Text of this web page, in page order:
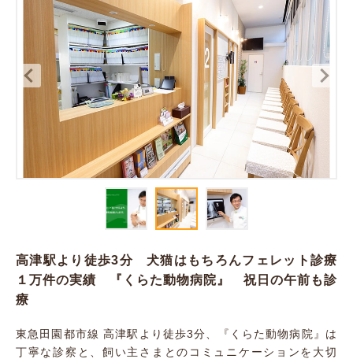
高津駅より徒歩3分 犬猫はもちろんフェレット診療
１万件の実績 『くらた動物病院』 祝日の午前も診
療
東急田園都市線 高津駅より徒歩3分、『くらた動物病院』は
丁寧な診察と、飼い主さまとのコミュニケーションを大切